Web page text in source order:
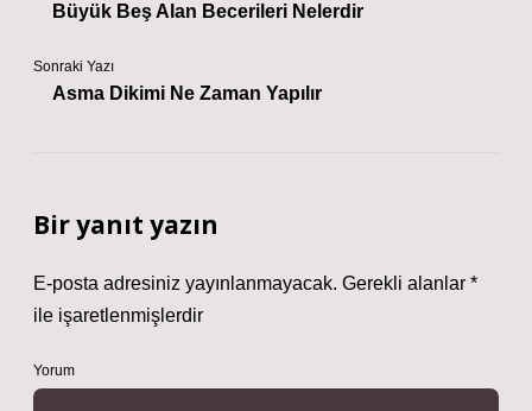
Büyük Beş Alan Becerileri Nelerdir
Sonraki Yazı
Asma Dikimi Ne Zaman Yapılır
Bir yanıt yazın
E-posta adresiniz yayınlanmayacak. Gerekli alanlar *
ile işaretlenmişlerdir
Yorum